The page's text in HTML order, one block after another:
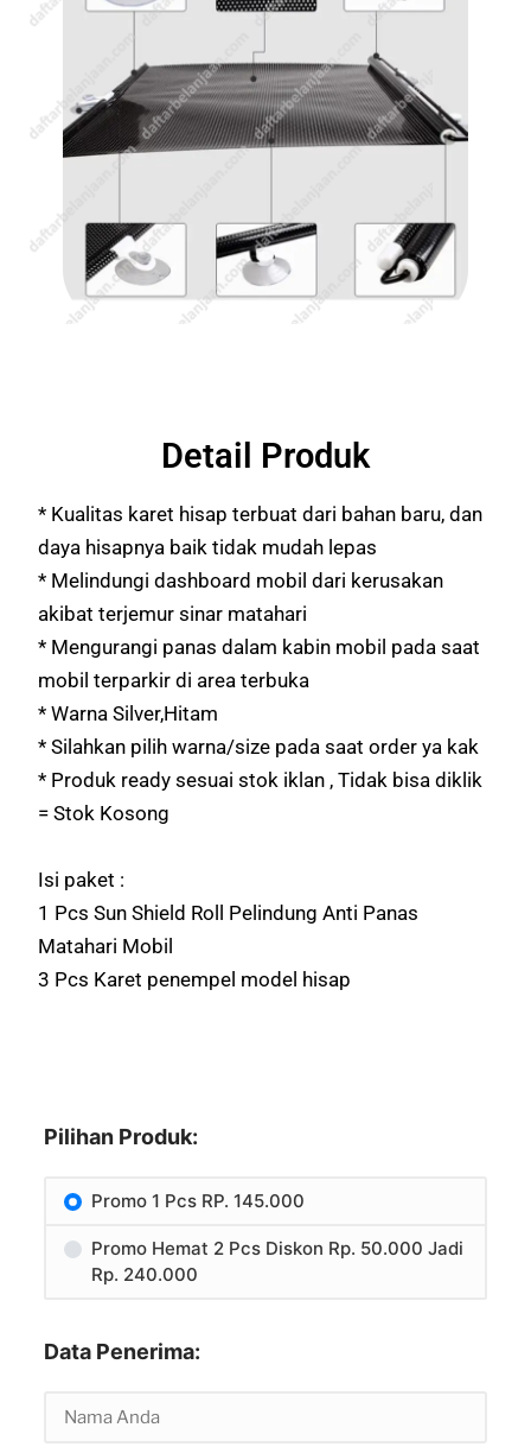
Detail Produk
* Kualitas karet hisap terbuat dari bahan baru, dan
daya hisapnya baik tidak mudah lepas
* Melindungi dashboard mobil dari kerusakan
akibat terjemur sinar matahari
* Mengurangi panas dalam kabin mobil pada saat
mobil terparkir di area terbuka
* Warna Silver,Hitam
* Silahkan pilih warna/size pada saat order ya kak
* Produk ready sesuai stok iklan , Tidak bisa diklik
= Stok Kosong
Isi paket :
1 Pcs Sun Shield Roll Pelindung Anti Panas
Matahari Mobil
3 Pcs Karet penempel model hisap
Pilihan Produk:
Promo 1 Pcs RP. 145.000
Promo Hemat 2 Pcs Diskon Rp. 50.000 Jadi
Rp. 240.000
Data Penerima: